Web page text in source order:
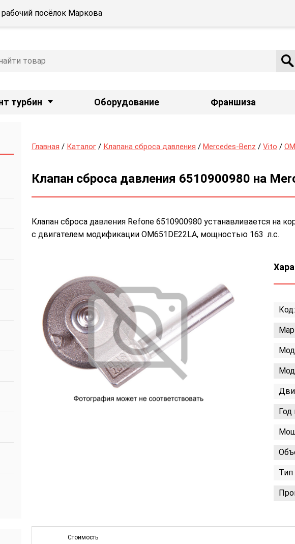
турбин Оборудование Франшиза
посёлок Маркова
Главная / Каталог / Клапана сброса давления / Mercedes-Benz / Vito /
Клапан сброса давления 6510900980 на
Клапан сброса давления Refone 6510900980 устанавливается на
с двигателем модификации OM651DE22LA, мощностью 163 л.с.
Код:
Год
Тип
Стоимость